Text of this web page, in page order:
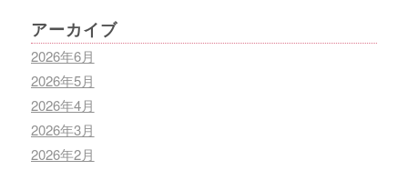
アーカイブ
2026年6月
2026年5月
2026年4月
2026年3月
2026年2月